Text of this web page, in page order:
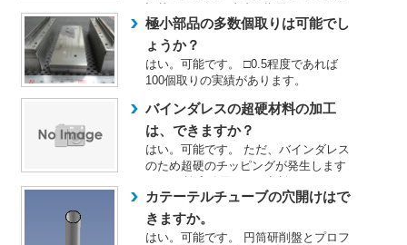
記載いただき、寸法を指示して...
極小部品の多数個取りは可能でし
ょうか？
はい。可能です。 □0.5程度であれば
100個取りの実績があります。
バインダレスの超硬材料の加工
は、できますか？
はい。可能です。 ただ、バインダレス
のため超硬のチッピングが発生します
ので、 許容範囲は、要相談...
カテーテルチューブの穴開けはで
きますか。
はい。可能です。 円筒研削盤とプロフ